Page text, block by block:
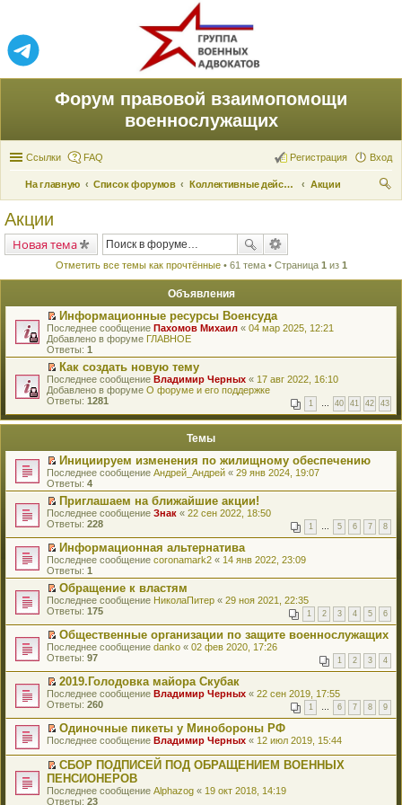
Форум правовой взаимопомощи
военнослужащих
Ссылки FAQ Вход
Регистрация
На главную Список форумов Коллективные действия по защите прав
Акции
Акции
Новая тема
Отметить все темы как прочтённые• 61 тема • Страница 1 из 1
Объявления
П
е
р
е
й
т
и
к
е
о
м
у
н
е
п
р
о
ч
и
т
а
н
н
о
м
у
с
о
о
б
щ
е
н
ю
Информационные ресурсы Военсуда
Последнее сообщение Пахомов Михаил « 04 мар 2025, 12:21
Добавлено в форуме ГЛАВНОЕ
Ответы: 1
П
е
р
й
к
п
е
р
в
о
м
у
н
е
п
р
о
ч
и
т
а
н
н
о
у
с
о
о
б
щ
е
н
и
ю
Как создать новую тему
Последнее сообщение Владимир Черных « 17 авг 2022, 16:10
Добавлено в форуме О форуме и его поддержке
Ответы: 1281 1 … 40 41 42 43
Темы
П
е
р
й
т
к
п
е
р
в
о
м
н
е
п
р
о
ч
и
т
а
н
н
м
у
с
о
Инициируем изменения по жилищному обеспечению
Последнее сообщение Андрей_Андрей « 29 янв 2024, 19:07
Ответы: 4
П
е
е
й
т
и
к
п
е
р
в
о
м
у
н
е
п
р
ч
и
т
а
н
н
о
м
Приглашаем на ближайшие акции!
Последнее сообщение Знак « 22 сен 2022, 18:50
Ответы: 228 1 … 5 6 7 8
П
е
р
е
й
т
к
п
е
р
в
о
м
у
н
е
п
о
ч
и
т
Информационная альтернатива
Последнее сообщение coronamark2 « 14 янв 2022, 23:09
Ответы: 1
П
е
е
й
т
и
к
п
е
р
в
о
м
н
е
п
р
о
Обращение к властям
Последнее сообщение НиколаПитер « 29 ноя 2021, 22:35
Ответы: 175 1 2 3 4 5 6
П
е
е
й
т
и
к
п
е
в
о
м
у
Общественные организации по защите военнослужащих
Последнее сообщение danko « 02 фев 2020, 17:26
Ответы: 97 1 2 3 4
П
е
е
й
т
и
к
п
е
р
2019.Голодовка майора Скубак
Последнее сообщение Владимир Черных « 22 сен 2019, 17:55
Ответы: 260 1 … 6 7 8 9
П
р
е
й
т
и
Одиночные пикеты у Минобороны РФ
Последнее сообщение Владимир Черных « 12 июл 2019, 15:44
П
е
р
СБОР ПОДПИСЕЙ ПОД ОБРАЩЕНИЕМ ВОЕННЫХ
ПЕНСИОНЕРОВ
Последнее сообщение Alphazog « 19 окт 2018, 14:19
Ответы: 23